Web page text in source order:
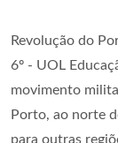
Revolução do
6º - UOL
movimento
Porto, ao norte
para outras